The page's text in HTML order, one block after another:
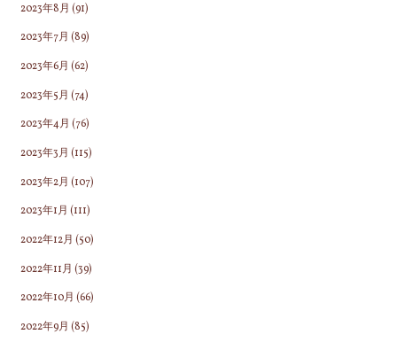
2023年8月 (91)
2023年7月 (89)
2023年6月 (62)
2023年5月 (74)
2023年4月 (76)
2023年3月 (115)
2023年2月 (107)
2023年1月 (111)
2022年12月 (50)
2022年11月 (39)
2022年10月 (66)
2022年9月 (85)